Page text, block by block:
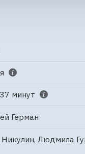
минут
Герман
Людмила